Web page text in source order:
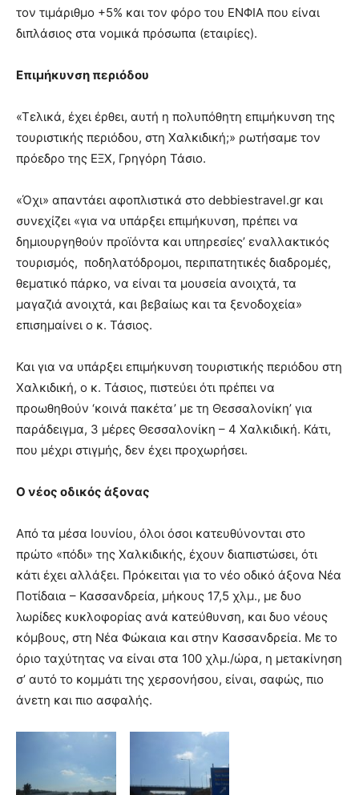
τον τιμάριθμο +5% και τον φόρο του ΕΝΦΙΑ που είναι
διπλάσιος στα νομικά πρόσωπα (εταιρίες).
Επιμήκυνση περιόδου
«Τελικά, έχει έρθει, αυτή η πολυπόθητη επιμήκυνση της
τουριστικής περιόδου, στη Χαλκιδική;» ρωτήσαμε τον
πρόεδρο της ΕΞΧ, Γρηγόρη Τάσιο.
«Όχι» απαντάει αφοπλιστικά στο debbiestravel.gr και
συνεχίζει «για να υπάρξει επιμήκυνση, πρέπει να
δημιουργηθούν προϊόντα και υπηρεσίες’ εναλλακτικός
τουρισμός, ποδηλατόδρομοι, περιπατητικές διαδρομές,
θεματικό πάρκο, να είναι τα μουσεία ανοιχτά, τα
μαγαζιά ανοιχτά, και βεβαίως και τα ξενοδοχεία»
επισημαίνει ο κ. Τάσιος.
Και για να υπάρξει επιμήκυνση τουριστικής περιόδου στη
Χαλκιδική, ο κ. Τάσιος, πιστεύει ότι πρέπει να
προωθηθούν ‘κοινά πακέτα’ με τη Θεσσαλονίκη’ για
παράδειγμα, 3 μέρες Θεσσαλονίκη – 4 Χαλκιδική. Κάτι,
που μέχρι στιγμής, δεν έχει προχωρήσει.
Ο νέος οδικός άξονας
Από τα μέσα Ιουνίου, όλοι όσοι κατευθύνονται στο
πρώτο «πόδι» της Χαλκιδικής, έχουν διαπιστώσει, ότι
κάτι έχει αλλάξει. Πρόκειται για το νέο οδικό άξονα Νέα
Ποτίδαια – Κασσανδρεία, μήκους 17,5 χλμ., με δυο
λωρίδες κυκλοφορίας ανά κατεύθυνση, και δυο νέους
κόμβους, στη Νέα Φώκαια και στην Κασσανδρεία. Με το
όριο ταχύτητας να είναι στα 100 χλμ./ώρα, η μετακίνηση
σ’ αυτό το κομμάτι της χερσονήσου, είναι, σαφώς, πιο
άνετη και πιο ασφαλής.